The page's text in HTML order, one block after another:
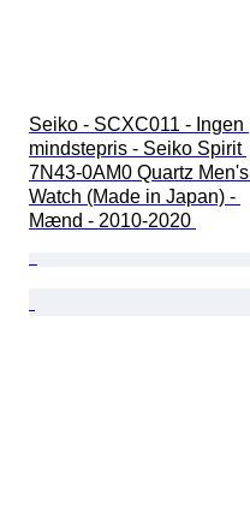
Seiko - SCXC011 - Ingen
mindstepris - Seiko Spirit
7N43-0AM0 Quartz Men's
Watch (Made in Japan) -
Mænd - 2010-2020